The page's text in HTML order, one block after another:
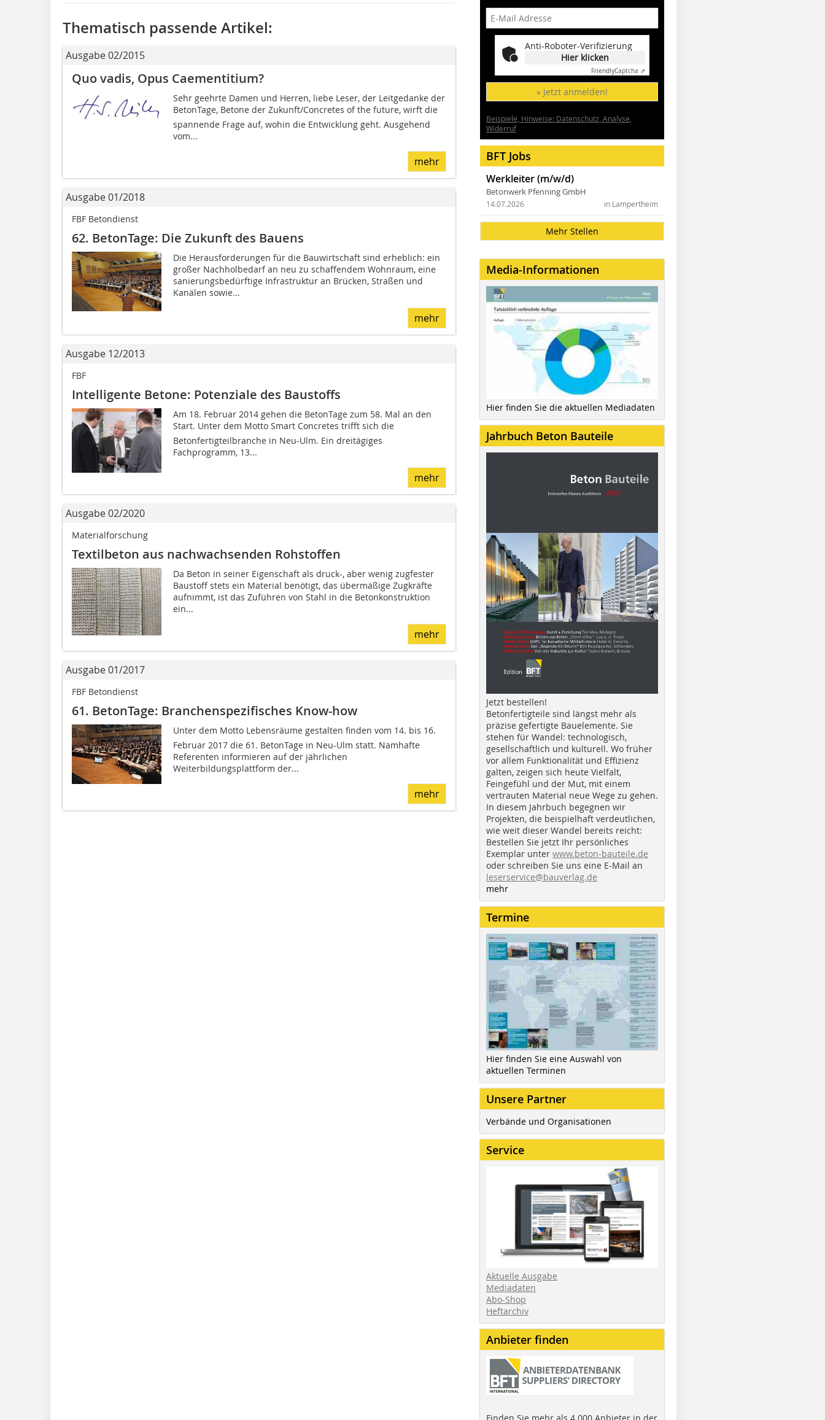
Thematisch passende Artikel:
Ausgabe 02/2015
Quo vadis, Opus Caementitium?
Sehr geehrte Damen und Herren, liebe Leser, der Leitgedanke der
BetonTage, Betone der Zukunft/Concretes of the future, wirft die
spannende Frage auf, wohin die Entwicklung geht. Ausgehend
vom...
mehr
Ausgabe 01/2018
FBF Betondienst
62. BetonTage: Die Zukunft des Bauens
Die Herausforderungen für die Bauwirtschaft sind erheblich: ein
großer Nachholbedarf an neu zu schaffendem Wohnraum, eine
sanierungsbedürftige Infrastruktur an Brücken, Straßen und
Kanälen sowie...
mehr
Ausgabe 12/2013
FBF
Intelligente Betone: Potenziale des Baustoffs
Am 18. Februar 2014 gehen die BetonTage zum 58. Mal an den
Start. Unter dem Motto Smart Concretes trifft sich die
Betonfertigteilbranche in Neu-Ulm. Ein dreitägiges
Fachprogramm, 13...
mehr
Ausgabe 02/2020
Materialforschung
Textilbeton aus nachwachsenden Rohstoffen
Da Beton in seiner Eigenschaft als druck-, aber wenig zugfester
Baustoff stets ein Material benötigt, das übermäßige Zugkräfte
aufnimmt, ist das Zuführen von Stahl in die Betonkonstruktion
ein...
mehr
Ausgabe 01/2017
FBF Betondienst
61. BetonTage: Branchenspezifisches Know-how
Unter dem Motto Lebensräume gestalten finden vom 14. bis 16.
Februar 2017 die 61. BetonTage in Neu-Ulm statt. Namhafte
Referenten informieren auf der jährlichen
Weiterbildungsplattform der...
mehr
Anti-Roboter-Verifizierung
Hier klicken
FriendlyCaptcha ⇗
» Jetzt anmelden!
Beispiele, Hinweise: Datenschutz, Analyse,
Widerruf
BFT Jobs
Werkleiter (m/w/d)
Betonwerk Pfenning GmbH
in Lampertheim
14.07.2026
Mehr Stellen
Media-Informationen
Hier finden Sie die aktuellen Mediadaten
Jahrbuch Beton Bauteile
Jetzt bestellen!
Betonfertigteile sind längst mehr als
präzise gefertigte Bauelemente. Sie
stehen für Wandel: technologisch,
gesellschaftlich und kulturell. Wo früher
vor allem Funktionalität und Effizienz
galten, zeigen sich heute Vielfalt,
Feingefühl und der Mut, mit einem
vertrauten Material neue Wege zu gehen.
In diesem Jahrbuch begegnen wir
Projekten, die beispielhaft verdeutlichen,
wie weit dieser Wandel bereits reicht:
Bestellen Sie jetzt Ihr persönliches
Exemplar unter www.beton-bauteile.de
oder schreiben Sie uns eine E-Mail an
leserservice@bauverlag.de
mehr
Termine
Hier finden Sie eine Auswahl von
aktuellen Terminen
Unsere Partner
Verbände und Organisationen
Service
Aktuelle Ausgabe
Mediadaten
Abo-Shop
Heftarchiv
Anbieter finden